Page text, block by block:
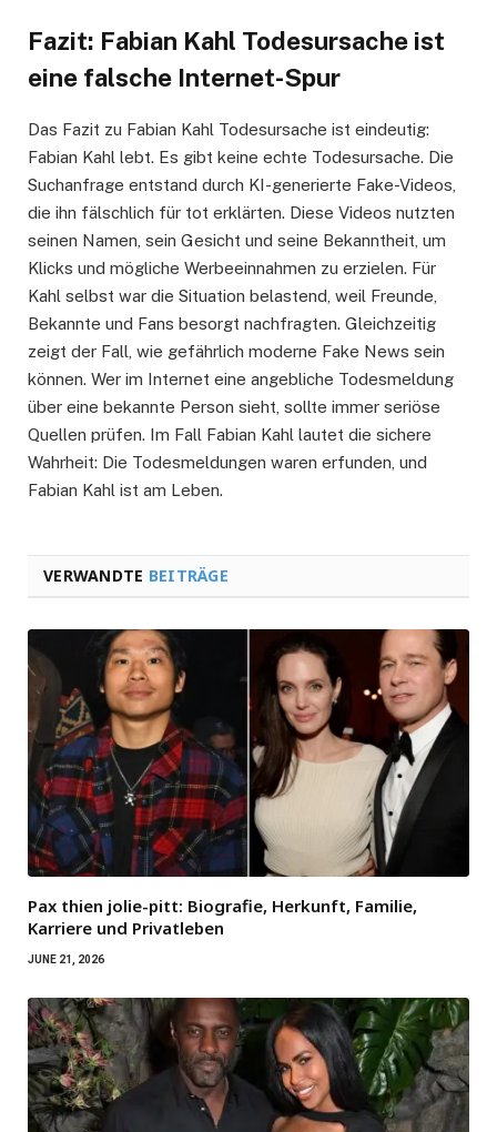
Fazit: Fabian Kahl Todesursache ist
eine falsche Internet-Spur
Das Fazit zu Fabian Kahl Todesursache ist eindeutig:
Fabian Kahl lebt. Es gibt keine echte Todesursache. Die
Suchanfrage entstand durch KI-generierte Fake-Videos,
die ihn fälschlich für tot erklärten. Diese Videos nutzten
seinen Namen, sein Gesicht und seine Bekanntheit, um
Klicks und mögliche Werbeeinnahmen zu erzielen. Für
Kahl selbst war die Situation belastend, weil Freunde,
Bekannte und Fans besorgt nachfragten. Gleichzeitig
zeigt der Fall, wie gefährlich moderne Fake News sein
können. Wer im Internet eine angebliche Todesmeldung
über eine bekannte Person sieht, sollte immer seriöse
Quellen prüfen. Im Fall Fabian Kahl lautet die sichere
Wahrheit: Die Todesmeldungen waren erfunden, und
Fabian Kahl ist am Leben.
VERWANDTE BEITRÄGE
Pax thien jolie-pitt: Biografie, Herkunft, Familie,
Karriere und Privatleben
JUNE 21, 2026